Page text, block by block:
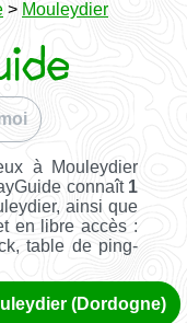
> Mouleydier
à Mouleydier
connaît 1
ainsi que
en libre accès :
table de ping-
(Dordogne)